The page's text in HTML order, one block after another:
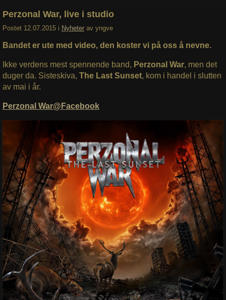
Perzonal War, live i studio
Postet 12.07.2015 i Nyheter av yngve
Bandet er ute med video, den koster vi på oss å nevne.
Ikke verdens mest spennende band, Perzonal War, men det
duger da. Sisteskiva, The Last Sunset, kom i handel i slutten
av mai i år.
Perzonal War@Facebook